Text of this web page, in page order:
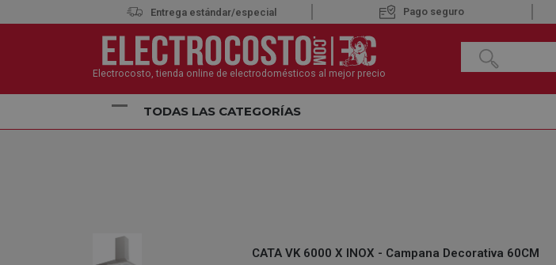
Entrega estándar/especial Pago seguro
Electrocosto, tienda online de electrodomésticos al mejor precio
TODAS LAS CATEGORÍAS
CATA VK 6000 X INOX - Campana Decorativa 60CM